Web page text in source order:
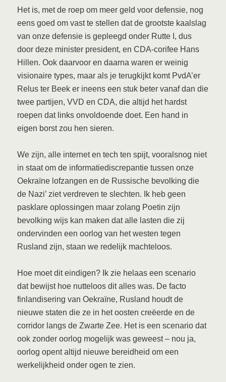
Het is, met de roep om meer geld voor defensie, nog
eens goed om vast te stellen dat de grootste kaalslag
van onze defensie is gepleegd onder Rutte I, dus
door deze minister president, en CDA-corifee Hans
Hillen. Ook daarvoor en daarna waren er weinig
visionaire types, maar als je terugkijkt komt PvdA’er
Relus ter Beek er ineens een stuk beter vanaf dan die
twee partijen, VVD en CDA, die altijd het hardst
roepen dat links onvoldoende doet. Een hand in
eigen borst zou hen sieren.
We zijn, alle internet en tech ten spijt, vooralsnog niet
in staat om de informatiediscrepantie tussen onze
Oekraïne lofzangen en de Russische bevolking die
de Nazi’ ziet verdreven te slechten. Ik heb geen
pasklare oplossingen maar zolang Poetin zijn
bevolking wijs kan maken dat alle lasten die zij
ondervinden een oorlog van het westen tegen
Rusland zijn, staan we redelijk machteloos.
Hoe moet dit eindigen? Ik zie helaas een scenario
dat bewijst hoe nutteloos dit alles was. De facto
finlandisering van Oekraïne, Rusland houdt de
nieuwe staten die ze in het oosten creëerde en de
corridor langs de Zwarte Zee. Het is een scenario dat
ook zonder oorlog mogelijk was geweest – nou ja,
oorlog opent altijd nieuwe bereidheid om een
werkelijkheid onder ogen te zien.